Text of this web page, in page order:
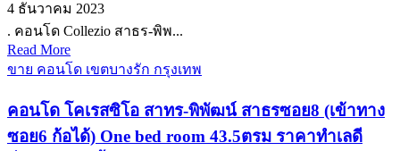
4 ธันวาคม 2023
. คอนโด Collezio สาธร-พิพ...
Read More
ขาย คอนโด เขตบางรัก กรุงเทพ
คอนโด โคเรสซิโอ สาทร-พิพัฒน์ สาธรซอย8 (เข้าทาง
ซอย6 ก้อได้) One bed room 43.5ตรม ราคาทำเลดี